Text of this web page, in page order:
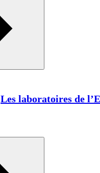
Les laboratoires de